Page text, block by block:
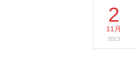
2
11月
2013